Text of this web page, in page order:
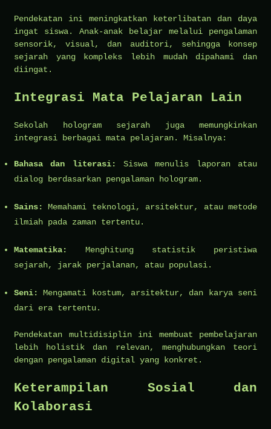
Pendekatan ini meningkatkan keterlibatan dan daya
ingat siswa. Anak-anak belajar melalui pengalaman
sensorik, visual, dan auditori, sehingga konsep
sejarah yang kompleks lebih mudah dipahami dan
diingat.
Integrasi Mata Pelajaran Lain
Sekolah hologram sejarah juga memungkinkan
integrasi berbagai mata pelajaran. Misalnya:
Bahasa dan literasi:
Siswa menulis laporan atau
dialog berdasarkan pengalaman hologram.
Sains:
Memahami teknologi, arsitektur, atau metode
ilmiah pada zaman tertentu.
Matematika:
Menghitung statistik peristiwa
sejarah, jarak perjalanan, atau populasi.
Seni:
Mengamati kostum, arsitektur, dan karya seni
dari era tertentu.
Pendekatan multidisiplin ini membuat pembelajaran
lebih holistik dan relevan, menghubungkan teori
dengan pengalaman digital yang konkret.
Keterampilan Sosial dan
Kolaborasi